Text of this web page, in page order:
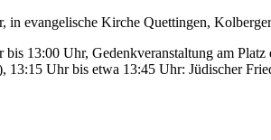
in evangelische Kirche Quettingen,
bis 13:00 Uhr, Gedenkveranstaltung am Platz
13:15 Uhr bis etwa 13:45 Uhr: Jüdischer